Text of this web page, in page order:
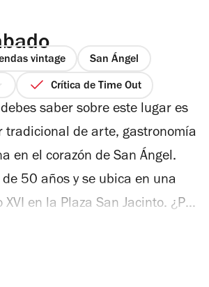
vintage San Ángel
Crítica de Time Out
saber sobre este lugar es
tradicional de arte, gastronomía
en el corazón de San Ángel.
50 años y se ubica en una
en la Plaza San Jacinto. ¿Por
el bazar resguarda una